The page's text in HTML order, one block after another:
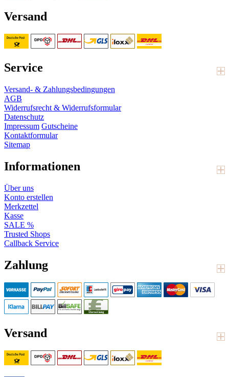
Versand
Service
Versand- & Zahlungsbedingungen
AGB
Widerrufsrecht & Widerrufsformular
Datenschutz
Impressum Gutscheine
Kontaktformular
Sitemap
Informationen
Über uns
Konto erstellen
Merkzettel
Kasse
SALE %
Trusted Shops
Callback Service
Zahlung
Versand